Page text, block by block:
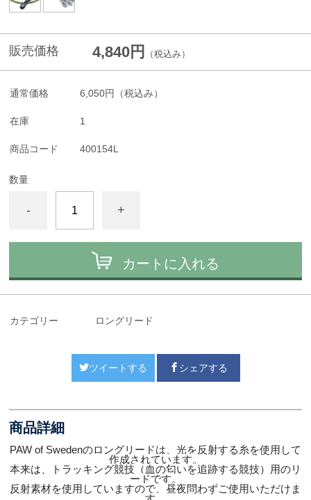
販売価格 4,840円 （税込み）
通常価格 6,050円 （税込み）
在庫 1
商品コード 400154L
数量
- +
カートに入れる
カテゴリー ロングリード
ツイートする シェアする
商品詳細
PAW of Swedenのロングリードは、光を反射する糸を使用して
作成されています。
本来は、トラッキング競技（血の匂いを追跡する競技）用のリ
ードです。
反射素材を使用していますので、昼夜問わずご使用いただけま